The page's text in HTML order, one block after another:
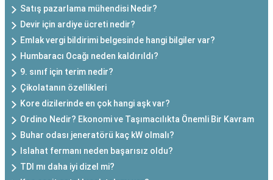
Satış pazarlama mühendisi Nedir?
Devir için ardiye ücreti nedir?
Emlak vergi bildirimi belgesinde hangi bilgiler var?
Humbaracı Ocağı neden kaldırıldı?
9. sınıf için terim nedir?
Çikolatanın özellikleri
Kore dizilerinde en çok hangi aşk var?
Ordino Nedir? Ekonomi ve Taşımacılıkta Önemli Bir Kavram
Buhar odası jeneratörü kaç kW olmalı?
Islahat fermanı neden başarısız oldu?
TDI mı daha iyi dizel mi?